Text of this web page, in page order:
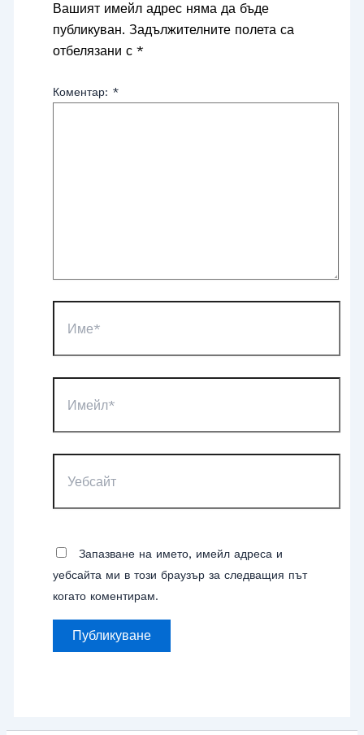
Вашият имейл адрес няма да бъде
публикуван. Задължителните полета са
отбелязани с *
Коментар: *
Запазване на името, имейл адреса и
уебсайта ми в този браузър за следващия път
когато коментирам.